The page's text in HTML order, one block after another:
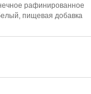
рафинированное
пищевая добавка